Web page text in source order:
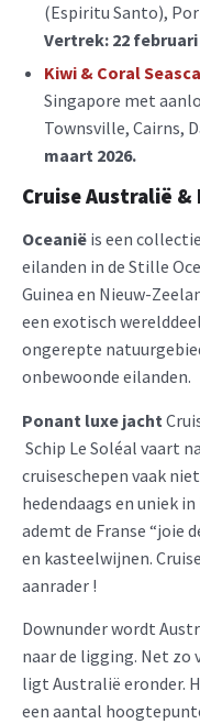
(Espiritu Santo),
Vertrek: 22 februari
Kiwi & Coral
Singapore met
Townsville, Cairns,
maart 2026.
Cruise Australië &
Oceanië is een
eilanden in de Stille
Guinea en Nieuw-
een exotisch
ongerepte
onbewoonde eilanden.
Ponant luxe jacht
Schip Le Soléal vaart
cruiseschepen vaak
hedendaags en uniek
ademt de Franse “joie
en kasteelwijnen.
aanrader !
Downunder wordt
naar de ligging. Net zo
ligt Australië eronder.
een aantal